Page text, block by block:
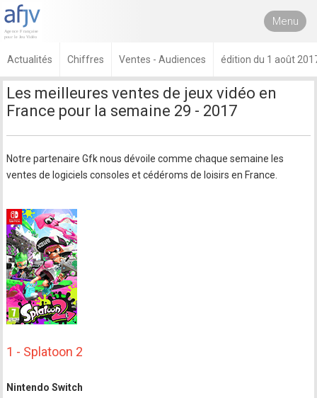
Menu
Actualités Chiffres Ventes - Audiences édition du 1 août
Les meilleures ventes de jeux vidéo en
France pour la semaine 29 - 2017
Notre partenaire Gfk nous dévoile comme chaque semaine les
ventes de logiciels consoles et cédéroms de loisirs en France.
1 - Splatoon 2
Nintendo Switch